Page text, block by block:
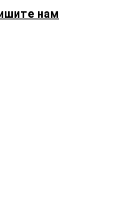
нам